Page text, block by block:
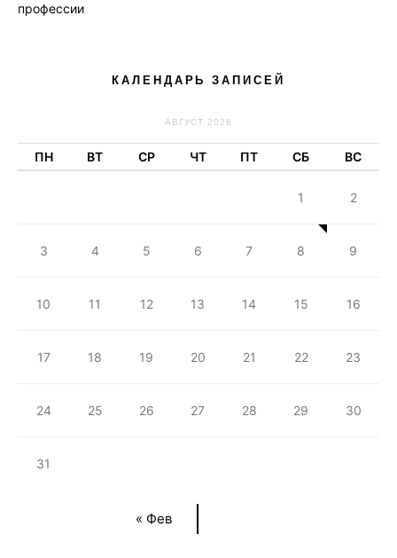
профессии
КАЛЕНДАРЬ ЗАПИСЕЙ
АВГУСТ 2026
ПН ВТ СР ЧТ ПТ СБ ВС
« Фев
1 2
3 4 5 6 7 8 9
10 11 12 13 14 15 16
17 18 19 20 21 22 23
24 25 26 27 28 29 30
31